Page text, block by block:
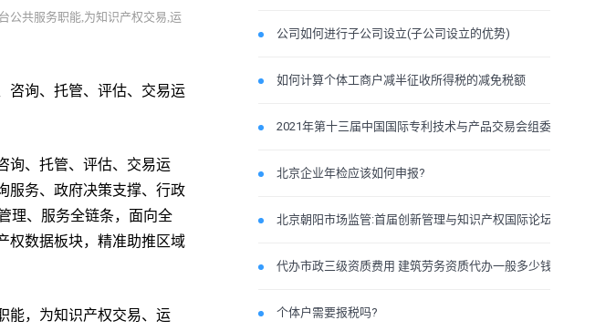
公共服务职能,为知识产权交易,运
询、托管、评估、交易运
、托管、评估、交易运
服务、政府决策支撑、行政
理、服务全链条，面向全
权数据板块，精准助推区域
，为知识产权交易、运
公司如何进行子公司设立(子公司设立的优势)
如何计算个体工商户减半征收所得税的减免税额
2021年第十三届中国国际专利技术与产品交易会组委会
北京企业年检应该如何申报?
北京朝阳市场监管:首届创新管理与知识产权国际论坛
代办市政三级资质费用 建筑劳务资质代办一般多少钱
个体户需要报税吗?